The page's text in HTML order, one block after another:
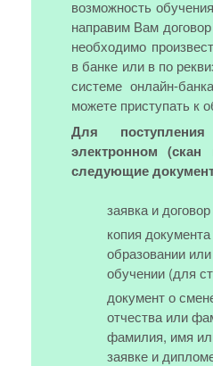
возможность
направим Вам
необходимо
в банке или в по
системе онлайн-
можете приступать к
Для
электронном
следующие
заявка и
копия
образовании
обучении (для
документ о
отчества или
фамилия, имя
заявке и